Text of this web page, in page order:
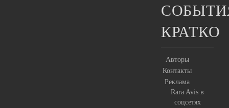
КРАТКО
Авторы
Контакты
Реклама
Rara Avis в
соцсетях